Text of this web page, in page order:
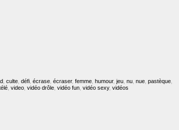
culte défi écrase écraser, femme humour, jeu nu nue pastèque
video vidéo drôle vidéo fun vidéo sexy, vidéos